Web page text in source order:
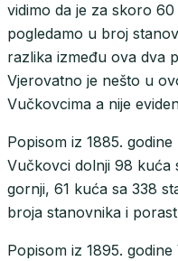
vidimo da je za skoro
pogledamo u broj
razlika između ova dva
Vjerovatno je nešto u
Vučkovcima a nije
Popisom iz 1885.
Vučkovci dolnji 98 kuća
gornji, 61 kuća sa 338
broja stanovnika i
Popisom iz 1895.